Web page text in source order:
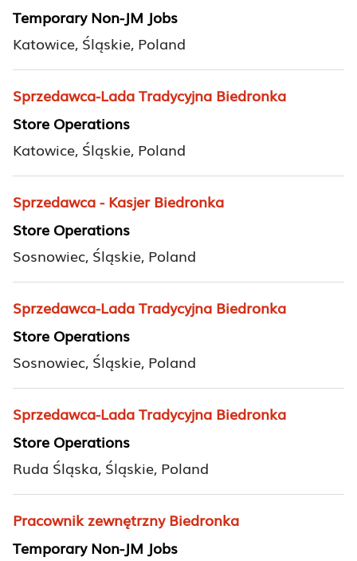
Temporary Non-JM Jobs
Katowice, Śląskie, Poland
Sprzedawca-Lada Tradycyjna Biedronka
Store Operations
Katowice, Śląskie, Poland
Sprzedawca - Kasjer Biedronka
Store Operations
Sosnowiec, Śląskie, Poland
Sprzedawca-Lada Tradycyjna Biedronka
Store Operations
Sosnowiec, Śląskie, Poland
Sprzedawca-Lada Tradycyjna Biedronka
Store Operations
Ruda Śląska, Śląskie, Poland
Pracownik zewnętrzny Biedronka
Temporary Non-JM Jobs